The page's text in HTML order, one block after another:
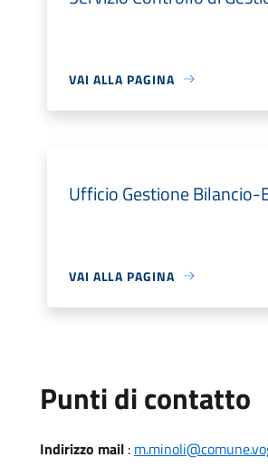
VAI ALLA PAGINA
Ufficio Gestione
VAI ALLA PAGINA
Punti di contatto
Indirizzo mail :